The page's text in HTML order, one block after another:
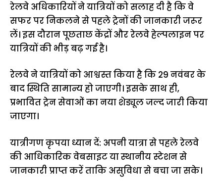
रेलवे अधिकारियों ने यात्रियों को सलाह दी है कि वे
सफर पर निकलने से पहले ट्रेनों की जानकारी जरूर
लें। इस दौरान पूछताछ केंद्रों और रेलवे हेल्पलाइन पर
यात्रियों की भीड़ बढ़ गई है।
रेलवे ने यात्रियों को आश्वस्त किया है कि 29 नवंबर के
बाद स्थिति सामान्य हो जाएगी। इसके साथ ही,
प्रभावित ट्रेन सेवाओं का नया शेड्यूल जल्द जारी किया
जाएगा।
यात्रीगण कृपया ध्यान दें: अपनी यात्रा से पहले रेलवे
की आधिकारिक वेबसाइट या स्थानीय स्टेशन से
जानकारी प्राप्त करें ताकि असुविधा से बचा जा सके।